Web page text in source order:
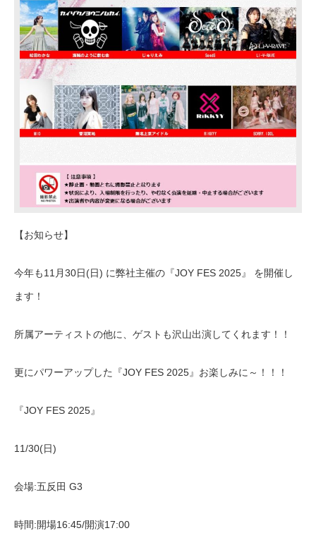
【お知らせ】
今年も11月30日(日) に弊社主催の『JOY FES 2025』 を開催し
ます！
所属アーティストの他に、ゲストも沢山出演してくれます！！
更にパワーアップした『JOY FES 2025』お楽しみに～！！！
『JOY FES 2025』
11/30(日)
会場:五反田 G3
時間:開場16:45/開演17:00